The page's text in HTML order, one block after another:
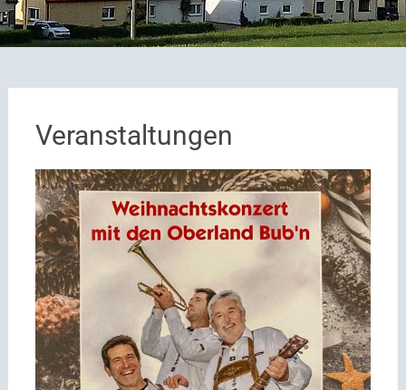
Veranstaltungen